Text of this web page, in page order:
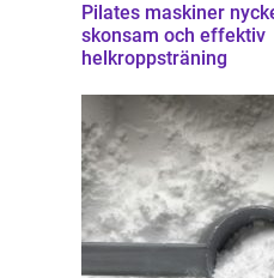
Pilates maskiner nyckeln till
skonsam och effektiv
helkroppsträning